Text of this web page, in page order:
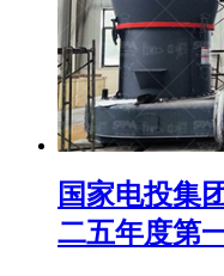
国家电投集
二五年度第